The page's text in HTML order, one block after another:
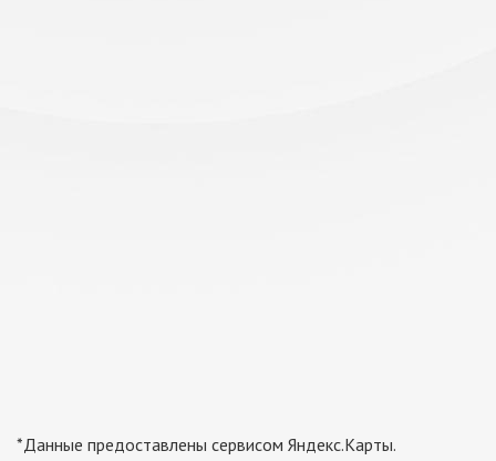
*Данные предоставлены сервисом Яндекс.Карты.